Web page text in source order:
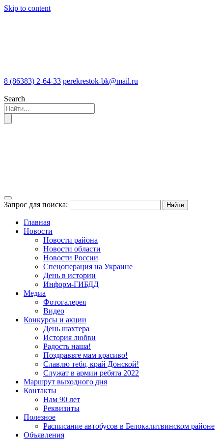
Skip to content
8 (86383) 2-64-33 perekrestok-bk@mail.ru
Search
Запрос для поиска:
Главная
Новости
Новости района
Новости области
Новости России
Спецоперация на Украине
День в истории
Информ-ГИБДД
Медиа
Фотогалерея
Видео
Конкурсы и акции
День шахтера
История любви
Радость наша!
Поздравьте мам красиво!
Славлю тебя, край Донской!
Служат в армии ребята 2022
Маршрут выходного дня
Контакты
Нам 90 лет
Реквизиты
Полезное